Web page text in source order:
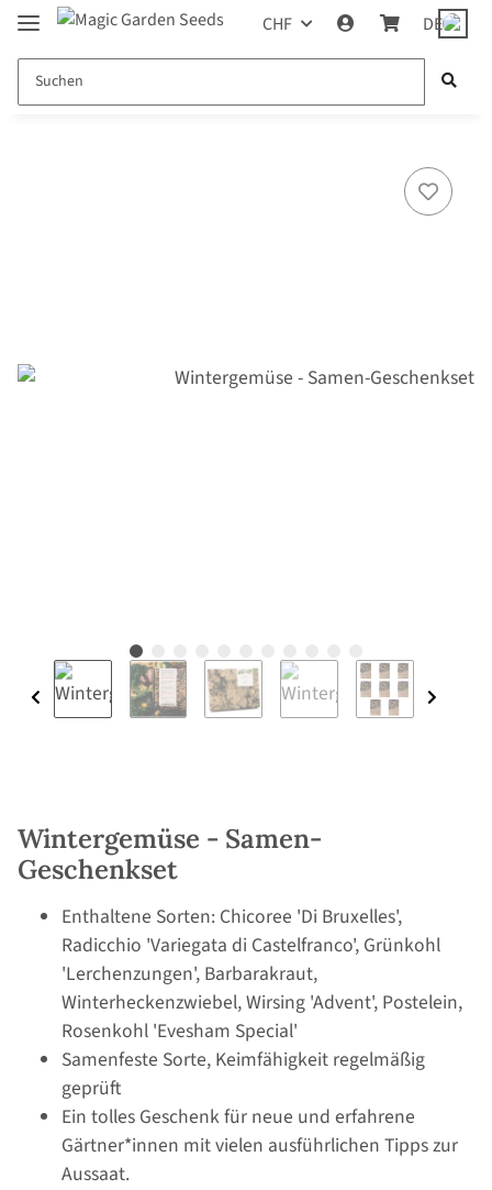
CHF DE
Wintergemüse - Samen-
Geschenkset
Enthaltene Sorten: Chicoree 'Di Bruxelles',
Radicchio 'Variegata di Castelfranco', Grünkohl
'Lerchenzungen', Barbarakraut,
Winterheckenzwiebel, Wirsing 'Advent', Postelein,
Rosenkohl 'Evesham Special'
Samenfeste Sorte, Keimfähigkeit regelmäßig
geprüft
Ein tolles Geschenk für neue und erfahrene
Gärtner*innen mit vielen ausführlichen Tipps zur
Aussaat.